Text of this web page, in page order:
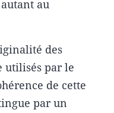
au
des
utilisés par le
de cette
par un